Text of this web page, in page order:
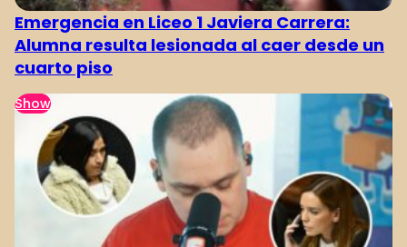
Emergencia en Liceo 1 Javiera Carrera:
Alumna resulta lesionada al caer desde un
cuarto piso
Show